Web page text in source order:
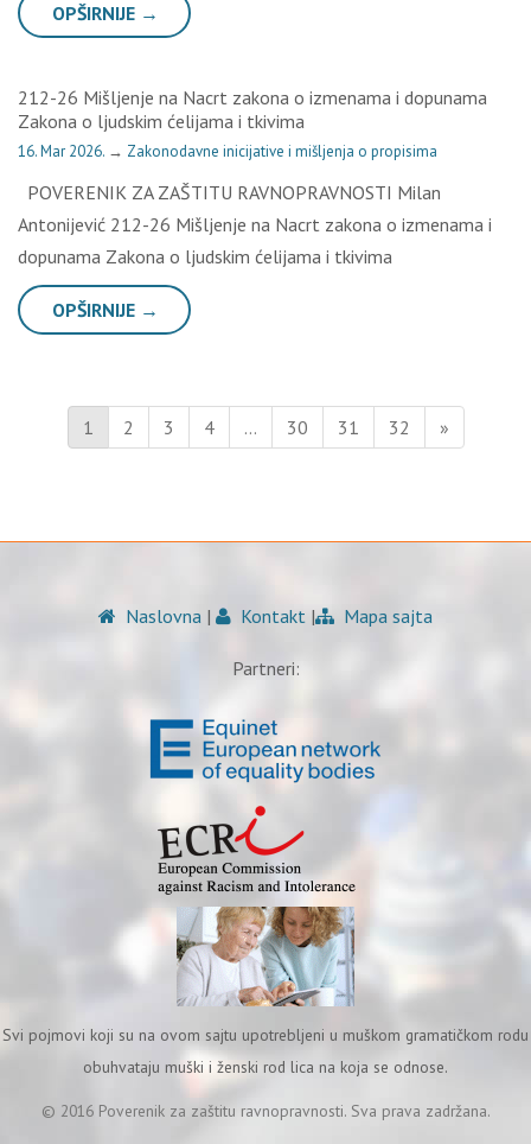
OPŠIRNIJE →
212-26 Mišljenje na Nacrt zakona o izmenama i dopunama
Zakona o ljudskim ćelijama i tkivima
16. Mar 2026. → Zakonodavne inicijative i mišljenja o propisima
POVERENIK ZA ZAŠTITU RAVNOPRAVNOSTI Milan
Antonijević 212-26 Mišljenje na Nacrt zakona o izmenama i
dopunama Zakona o ljudskim ćelijama i tkivima
OPŠIRNIJE →
1 2 3 4 … 30 31 32 »
Naslovna | Kontakt | Mapa sajta
Partneri:
Svi pojmovi koji su na ovom sajtu upotrebljeni u muškom gramatičkom rodu
obuhvataju muški i ženski rod lica na koja se odnose.
© 2016 Poverenik za zaštitu ravnopravnosti. Sva prava zadržana.